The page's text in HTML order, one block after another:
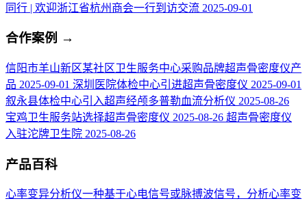
同行 | 欢迎浙江省杭州商会一行到访交流 2025-09-01
合作案例 →
信阳市羊山新区某社区卫生服务中心采购品牌超声骨密度仪产
品 2025-09-01 深圳医院体检中心引进超声骨密度仪 2025-09-01
叙永县体检中心引入超声经颅多普勒血流分析仪 2025-08-26
宝鸡卫生服务站选择超声骨密度仪 2025-08-26 超声骨密度仪
入驻沱牌卫生院 2025-08-26
产品百科
心率变异分析仪一种基于心电信号或脉搏波信号，分析心率变